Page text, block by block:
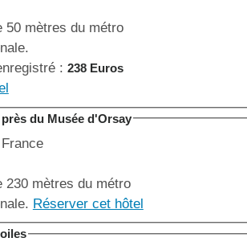
50 mètres du métro
: 238 Euros
du Musée d'Orsay
230 mètres du métro
Réserver cet hôtel